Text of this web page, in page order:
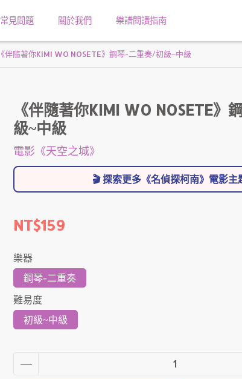
常見問題 關於我們 樂譜閱讀指南
《伴隨著你KIMI WO NOSETE》鋼琴-二重奏/初級~中級
《伴隨著你KIMI WO NOSETE》
級~中級
電影《天空之城》
🎬 探索更多《名偵探柯南》電影主
NT$159
樂器
鋼琴-二重奏
難易度
初級~中級